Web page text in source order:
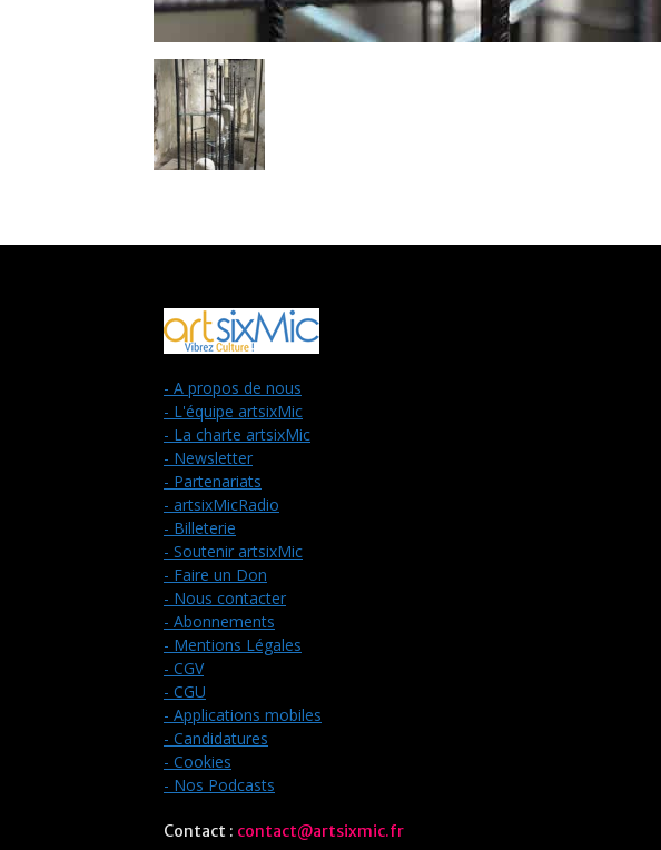
- A propos de nous
- L'équipe artsixMic
- La charte artsixMic
- Newsletter
- Partenariats
- artsixMicRadio
- Billeterie
- Soutenir artsixMic
- Faire un Don
- Nous contacter
- Abonnements
- Mentions Légales
- CGV
- CGU
- Applications mobiles
- Candidatures
- Cookies
- Nos Podcasts
Contact : contact@artsixmic.fr